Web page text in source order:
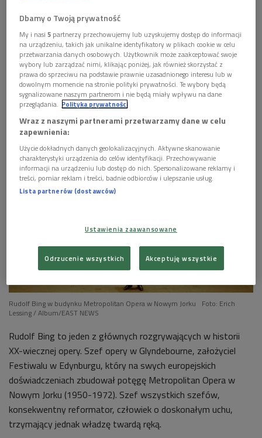
Obserwuj nas na
Google News
Kim był Rudolf Bing? W jaki sposób trafił do Nowego
Jorku? Jak zarządzał największą operą świata w
czasach przedinternetowych? Co się z nim stało po
odejściu z MET? I w jaki sposób wpadł w sidła Caroll
Lee Douglas, drugiej żony, która wykorzystała jego
pozycję i majątek? Na te pytania odpowiemy w
"Klubie Trójki".
Rudolf Bing w budynku Metropolitan Opera w Nowym Jorku
Foto: Erich
Lessing / Album/EAST NEWS
Rudolf Bing to jeden z głównych rozgrywających w historii
XX-wiecznej opery. Szef opery w Glyndebourne, założyciel
Festiwalu w Edynburgu, który na swych europejskich
doświadczeniach zbudował potęgę Metropolitan Opera w
Nowym Jorku (1950-1972). Szef wszystkich szefów,
konsekwentny reformator, człowiek o doskonałym uchu,
trzymający jednak władzę twardą ręką.
Dbamy o Twoją prywatność
My i nasi5 partnerzy przechowujemy lub uzyskujemy dostęp do informacji
na urządzeniu, takich jak unikalne identyfikatory w plikach cookie w celu
przetwarzania danych osobowych. Użytkownik może zaakceptować swoje
wybory lub zarządzać nimi, klikając poniżej, jak również skorzystać z
prawa do sprzeciwu na podstawie prawnie uzasadnionego interesu lub w
dowolnym momencie na stronie polityki prywatności. Te wybory będą
sygnalizowane naszym partnerom i nie będą miały wpływu na dane
przeglądania. Polityka prywatności
Wraz z naszymi partnerami przetwarzamy dane w celu
zapewnienia:
Użycie dokładnych danych geolokalizacyjnych. Aktywne skanowanie
charakterystyki urządzenia do celów identyfikacji. Przechowywanie
informacji na urządzeniu lub dostęp do nich. Spersonalizowane reklamy i
treści, pomiar reklam i treści, badnie odbiorców i ulepszanie usług.
Lista partnerów (dostawców)
Ustawienia zaawansowane
Odrzucenie wszystkich Akceptuję wszystkie